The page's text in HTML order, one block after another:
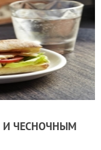
И ЧЕСНОЧНЫМ